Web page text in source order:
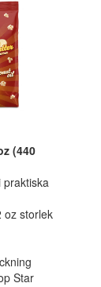
(440
praktiska
oz storlek
Star